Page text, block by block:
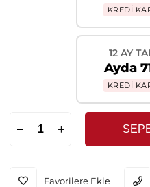
KREDİ
12 AY
Ayda
KREDİ
Favorilere Ekle